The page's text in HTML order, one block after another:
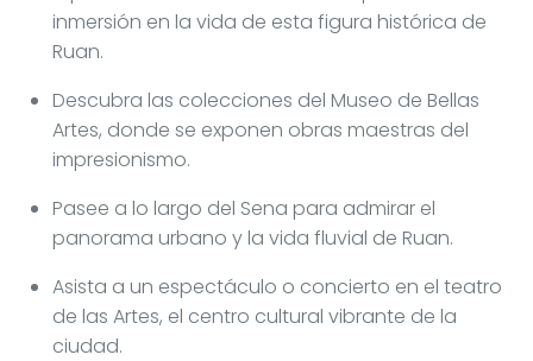
inmersión en la vida de esta figura histórica de
Ruan.
Descubra las colecciones del Museo de Bellas
Artes, donde se exponen obras maestras del
impresionismo.
Pasee a lo largo del Sena para admirar el
panorama urbano y la vida fluvial de Ruan.
Asista a un espectáculo o concierto en el teatro
de las Artes, el centro cultural vibrante de la
ciudad.